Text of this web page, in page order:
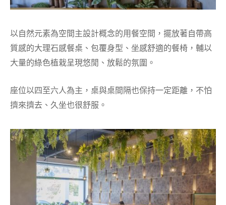
以自然元素為空間主設計概念的用餐空間，擺放著自帶高
質感的大理石感餐桌、包覆身型、坐感舒適的餐椅，輔以
大量的綠色植栽呈現悠閒、放鬆的氛圍。
座位以四至六人為主，桌與桌間隔也保持一定距離，不怕
擠來擠去、久坐也很舒服。